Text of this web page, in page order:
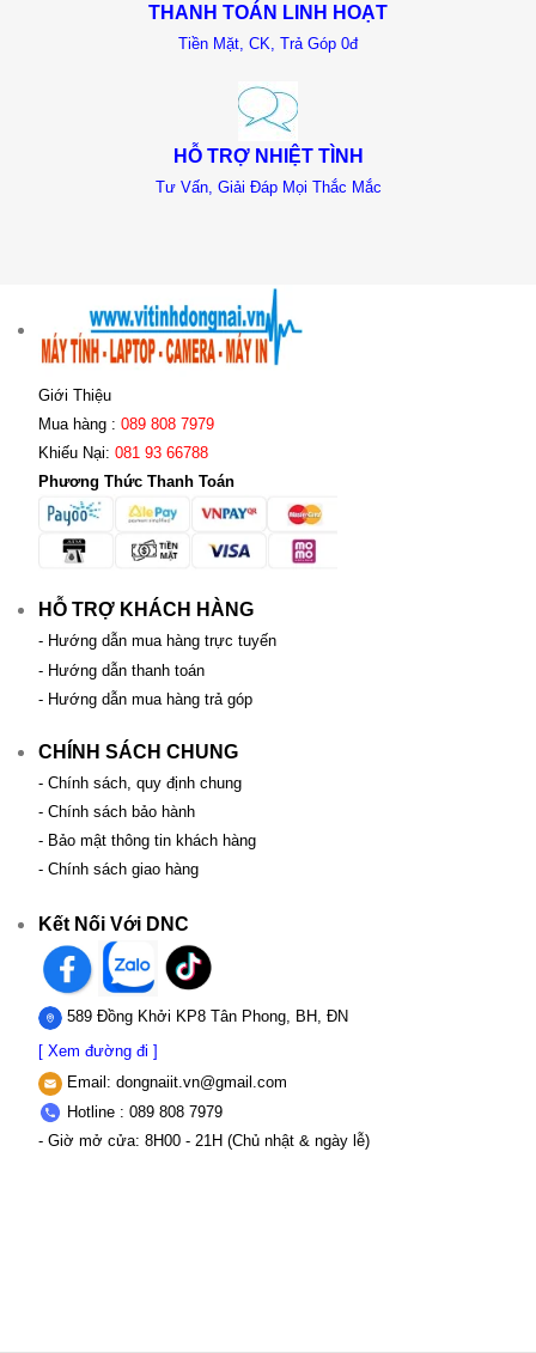
THANH TOÁN LINH HOẠT
Tiền Mặt, CK, Trả Góp 0đ
HỖ TRỢ NHIỆT TÌNH
Tư Vấn, Giải Đáp Mọi Thắc Mắc
Giới Thiệu
Mua hàng : 089 808 7979
Khiếu Nại: 081 93 66788
Phương Thức Thanh Toán
HỖ TRỢ KHÁCH HÀNG
- Hướng dẫn mua hàng trực tuyến
- Hướng dẫn thanh toán
- Hướng dẫn mua hàng trả góp
CHÍNH SÁCH CHUNG
- Chính sách, quy định chung
- Chính sách bảo hành
- Bảo mật thông tin khách hàng
- Chính sách giao hàng
Kết Nối Với DNC
589 Đồng Khởi KP8 Tân Phong, BH, ĐN
[ Xem đường đi ]
Email: dongnaiit.vn@gmail.com
Hotline : 089 808 7979
- Giờ mở cửa: 8H00 - 21H (Chủ nhật & ngày lễ)